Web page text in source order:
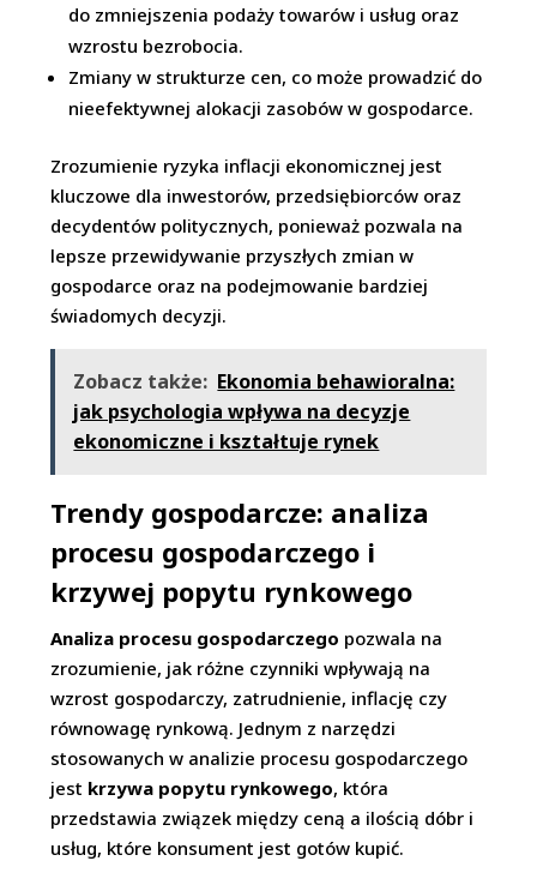
do zmniejszenia podaży towarów i usług oraz
wzrostu bezrobocia.
Zmiany w strukturze cen, co może prowadzić do
nieefektywnej alokacji zasobów w gospodarce.
Zrozumienie ryzyka inflacji ekonomicznej jest
kluczowe dla inwestorów, przedsiębiorców oraz
decydentów politycznych, ponieważ pozwala na
lepsze przewidywanie przyszłych zmian w
gospodarce oraz na podejmowanie bardziej
świadomych decyzji.
Zobacz także: Ekonomia behawioralna:
jak psychologia wpływa na decyzje
ekonomiczne i kształtuje rynek
Trendy gospodarcze: analiza
procesu gospodarczego i
krzywej popytu rynkowego
Analiza procesu gospodarczego pozwala na
zrozumienie, jak różne czynniki wpływają na
wzrost gospodarczy, zatrudnienie, inflację czy
równowagę rynkową. Jednym z narzędzi
stosowanych w analizie procesu gospodarczego
jest krzywa popytu rynkowego, która
przedstawia związek między ceną a ilością dóbr i
usług, które konsument jest gotów kupić.